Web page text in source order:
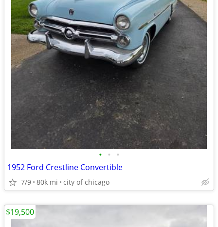
• • •
1952 Ford Crestline Convertible
7/9 80k mi city of chicago
$19,500